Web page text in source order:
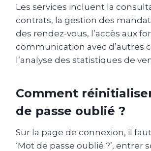
Les services incluent la
contrats, la gestion des
des rendez-vous, l’accès aux
communication avec d’autres
l’analyse des statistiques de
Comment
de passe oublié ?
Sur la page de connexion, il
‘Mot de passe oublié ?’, entrer